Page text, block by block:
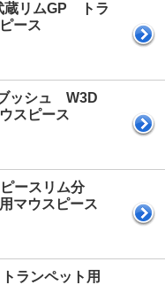
リムGP トラ
ース
ブッシュ W3D
スピース
ースリム分
マウスピース
ランペット用